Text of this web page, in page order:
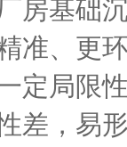
房基础
准、更
定局限
差，易